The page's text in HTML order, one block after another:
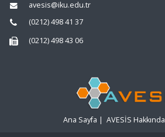
avesis@iku.edu.tr
(0212) 498 41 37
(0212) 498 43 06
Ana Sayfa | AVESİS Hakkında